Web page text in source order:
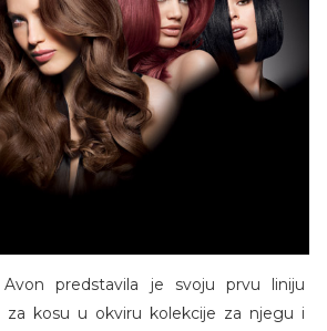
predstavila je svoju prvu liniju
za kosu u okviru kolekcije za njegu i